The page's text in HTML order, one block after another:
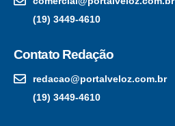
(19) 3449-4610
Contato Redação
redacao@portalveloz.com.br
(19) 3449-4610